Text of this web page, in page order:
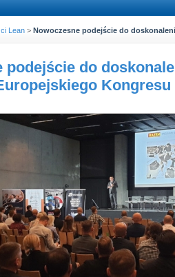
Lean > Nowoczesne podejście do
podejście do
Kongresu